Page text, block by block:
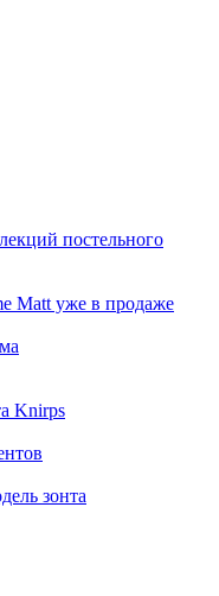
постельного
Matt уже в продаже
Knirps
зонта